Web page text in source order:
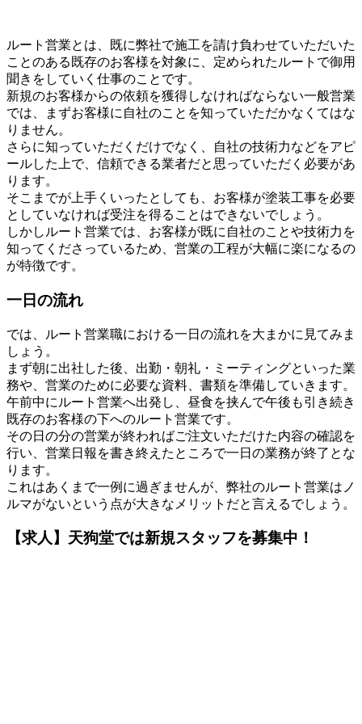
ルート営業とは、既に弊社で施工を請け負わせていただいた
ことのある既存のお客様を対象に、定められたルートで御用
聞きをしていく仕事のことです。
新規のお客様からの依頼を獲得しなければならない一般営業
では、まずお客様に自社のことを知っていただかなくてはな
りません。
さらに知っていただくだけでなく、自社の技術力などをアピ
ールした上で、信頼できる業者だと思っていただく必要があ
ります。
そこまでが上手くいったとしても、お客様が塗装工事を必要
としていなければ受注を得ることはできないでしょう。
しかしルート営業では、お客様が既に自社のことや技術力を
知ってくださっているため、営業の工程が大幅に楽になるの
が特徴です。
一日の流れ
では、ルート営業職における一日の流れを大まかに見てみま
しょう。
まず朝に出社した後、出勤・朝礼・ミーティングといった業
務や、営業のために必要な資料、書類を準備していきます。
午前中にルート営業へ出発し、昼食を挟んで午後も引き続き
既存のお客様の下へのルート営業です。
その日の分の営業が終わればご注文いただけた内容の確認を
行い、営業日報を書き終えたところで一日の業務が終了とな
ります。
これはあくまで一例に過ぎませんが、弊社のルート営業はノ
ルマがないという点が大きなメリットだと言えるでしょう。
【求人】天狗堂では新規スタッフを募集中！